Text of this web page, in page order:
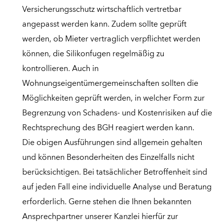
Versicherungsschutz wirtschaftlich vertretbar
angepasst werden kann. Zudem sollte geprüft
werden, ob Mieter vertraglich verpflichtet werden
können, die Silikonfugen regelmäßig zu
kontrollieren. Auch in
Wohnungseigentümergemeinschaften sollten die
Möglichkeiten geprüft werden, in welcher Form zur
Begrenzung von Schadens- und Kostenrisiken auf die
Rechtsprechung des BGH reagiert werden kann.
Die obigen Ausführungen sind allgemein gehalten
und können Besonderheiten des Einzelfalls nicht
berücksichtigen. Bei tatsächlicher Betroffenheit sind
auf jeden Fall eine individuelle Analyse und Beratung
erforderlich. Gerne stehen die Ihnen bekannten
Ansprechpartner unserer Kanzlei hierfür zur